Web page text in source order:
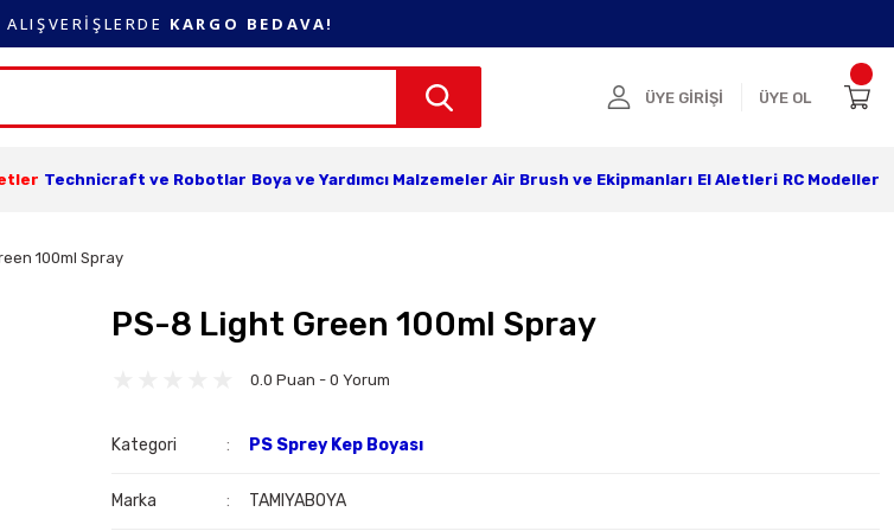
KARGO BEDAVA!
ÜYE GİRİŞİ ÜYE OL
Technicraft ve Robotlar Boya ve Yardımcı Malzemeler Air Brush ve Ekipmanları El Aletleri RC Modeller
100ml Spray
PS-8 Light Green 100ml Spray
0.0 Puan - 0 Yorum
Kategori PS Sprey Kep Boyası
Marka TAMIYABOYA